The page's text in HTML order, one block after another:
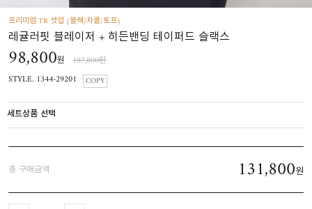
프리미엄 TR 셋업 (블랙/차콜/토프)
레귤러핏 블레이저 + 히든밴딩 테이퍼드 슬랙스
98,800원 187,800원
STYLE. 1344-29201
COPY
세트상품 선택
총 구매금액 131,800원